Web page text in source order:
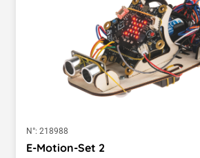
N°: 218988
E-Motion-Set 2